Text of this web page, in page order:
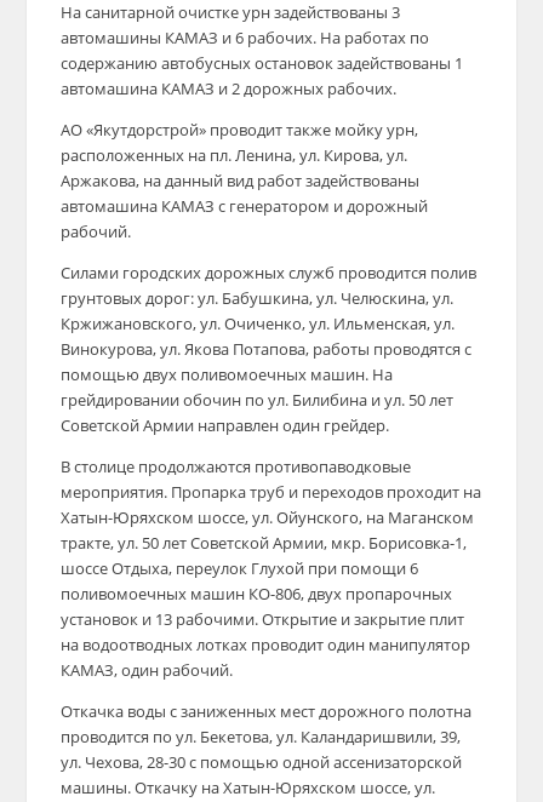
На санитарной очистке урн задействованы 3
автомашины КАМАЗ и 6 рабочих. На работах по
содержанию автобусных остановок задействованы 1
автомашина КАМАЗ и 2 дорожных рабочих.
АО «Якутдорстрой» проводит также мойку урн,
расположенных на пл. Ленина, ул. Кирова, ул.
Аржакова, на данный вид работ задействованы
автомашина КАМАЗ с генератором и дорожный
рабочий.
Силами городских дорожных служб проводится полив
грунтовых дорог: ул. Бабушкина, ул. Челюскина, ул.
Кржижановского, ул. Очиченко, ул. Ильменская, ул.
Винокурова, ул. Якова Потапова, работы проводятся с
помощью двух поливомоечных машин. На
грейдировании обочин по ул. Билибина и ул. 50 лет
Советской Армии направлен один грейдер.
В столице продолжаются противопаводковые
мероприятия. Пропарка труб и переходов проходит на
Хатын-Юряхском шоссе, ул. Ойунского, на Маганском
тракте, ул. 50 лет Советской Армии, мкр. Борисовка-1,
шоссе Отдыха, переулок Глухой при помощи 6
поливомоечных машин КО-806, двух пропарочных
установок и 13 рабочими. Открытие и закрытие плит
на водоотводных лотках проводит один манипулятор
КАМАЗ, один рабочий.
Откачка воды с заниженных мест дорожного полотна
проводится по ул. Бекетова, ул. Каландаришвили, 39,
ул. Чехова, 28-30 с помощью одной ассенизаторской
машины. Откачку на Хатын-Юряхском шоссе, ул.